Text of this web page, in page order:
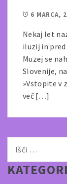
6 MARCA,
Nekaj let
iluzij in pred
Muzej se
Slovenije,
»Vstopite v
več […]